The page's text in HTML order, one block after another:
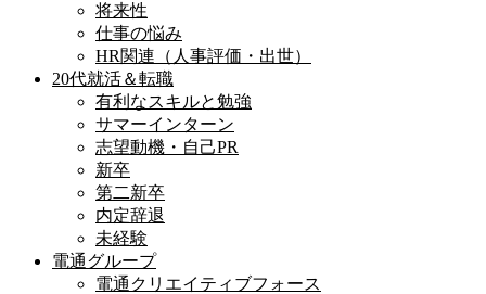
将来性
仕事の悩み
HR関連（人事評価・出世）
20代就活＆転職
有利なスキルと勉強
サマーインターン
志望動機・自己PR
新卒
第二新卒
内定辞退
未経験
電通グループ
電通クリエイティブフォース